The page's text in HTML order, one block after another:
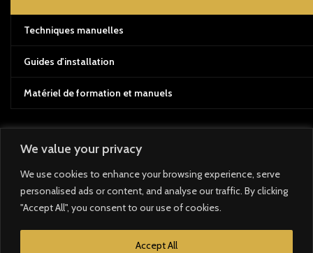
We value your privacy
We use cookies to enhance your browsing experience, serve
personalised ads or content, and analyse our traffic. By clicking
"Accept All", you consent to our use of cookies.
Accept All
Techniques manuelles
Guides d'installation
Matériel de formation et manuels
Système de paiement :
Système d'expédition :